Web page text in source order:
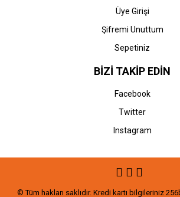
Üye Girişi
Şifremi Unuttum
Sepetiniz
BİZİ TAKİP EDİN
Facebook
Twitter
Instagram
© Tüm hakları saklıdır. Kredi kartı bilgileriniz